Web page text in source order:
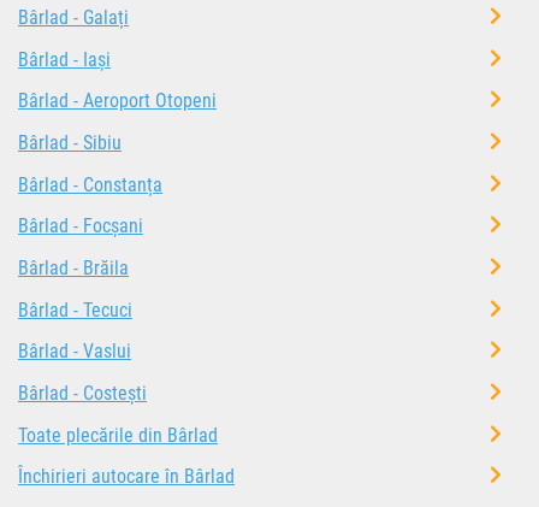
Bârlad - Galați
Bârlad - Iași
Bârlad - Aeroport Otopeni
Bârlad - Sibiu
Bârlad - Constanța
Bârlad - Focșani
Bârlad - Brăila
Bârlad - Tecuci
Bârlad - Vaslui
Bârlad - Costești
Toate plecările din Bârlad
Închirieri autocare în Bârlad